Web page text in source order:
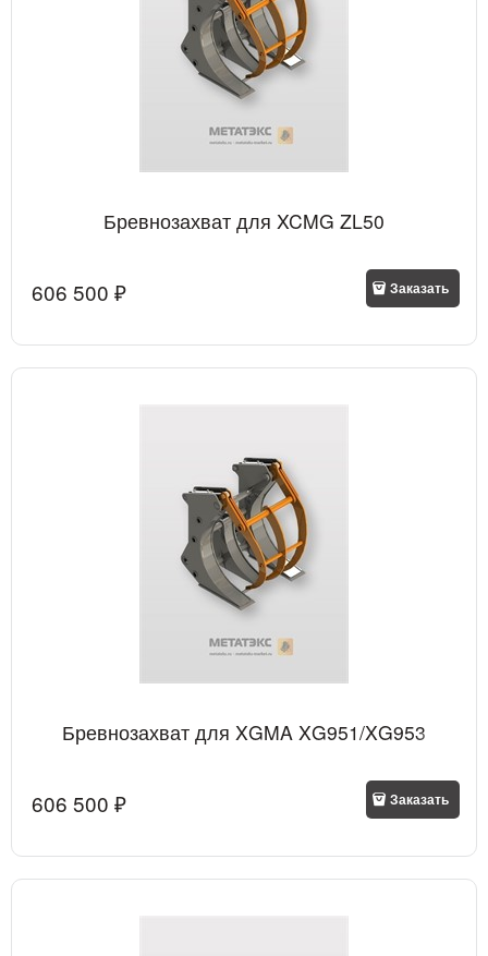
Бревнозахват для XCMG ZL50
606 500 ₽ Заказать
Бревнозахват для XGMA XG951/XG953
606 500 ₽ Заказать